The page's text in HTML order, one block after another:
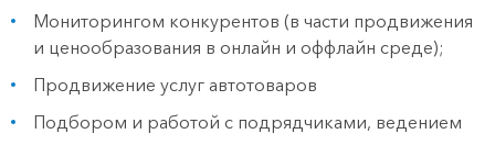
Мониторингом конкурентов (в части продвижения
и ценообразования в онлайн и оффлайн среде);
Продвижение услуг автотоваров
Подбором и работой с подрядчиками, ведением